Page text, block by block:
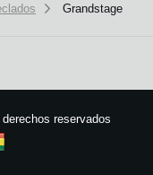
Grandstage
reservados